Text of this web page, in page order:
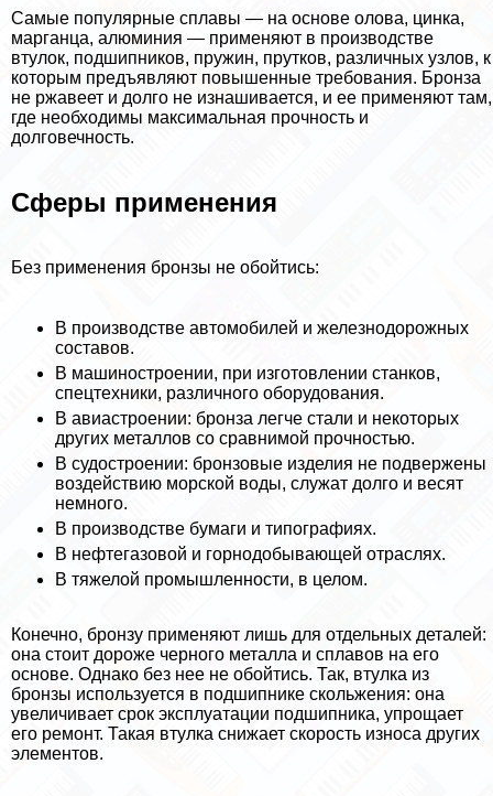
Самые популярные сплавы — на основе олова, цинка,
марганца, алюминия — применяют в производстве
втулок, подшипников, пружин, прутков, различных узлов, к
которым предъявляют повышенные требования. Бронза
не ржавеет и долго не изнашивается, и ее применяют там,
где необходимы максимальная прочность и
долговечность.
Сферы применения
Без применения бронзы не обойтись:
В производстве автомобилей и железнодорожных
составов.
В машиностроении, при изготовлении станков,
спецтехники, различного оборудования.
В авиастроении: бронза легче стали и некоторых
других металлов со сравнимой прочностью.
В судостроении: бронзовые изделия не подвержены
воздействию морской воды, служат долго и весят
немного.
В производстве бумаги и типографиях.
В нефтегазовой и горнодобывающей отраслях.
В тяжелой промышленности, в целом.
Конечно, бронзу применяют лишь для отдельных деталей:
она стоит дороже черного металла и сплавов на его
основе. Однако без нее не обойтись. Так, втулка из
бронзы используется в подшипнике скольжения: она
увеличивает срок эксплуатации подшипника, упрощает
его ремонт. Такая втулка снижает скорость износа других
элементов.